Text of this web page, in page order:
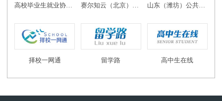
山东（潍坊）公共实训基地
择校一网通 留学路 高中生在线